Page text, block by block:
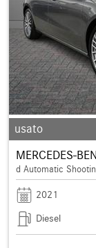
usato
MERCEDES-
d Automatic
2021
Diesel